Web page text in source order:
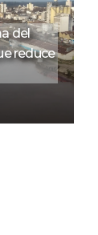
del
reduce